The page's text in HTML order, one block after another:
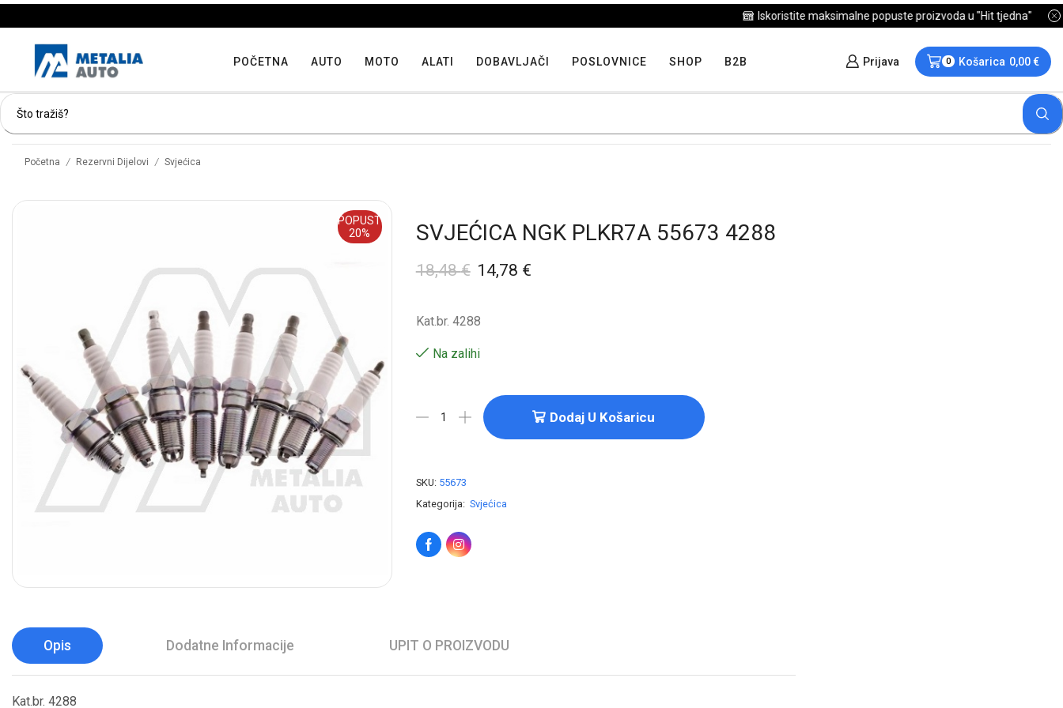
POČETNA AUTO MOTO ALATI DOBAVLJAČI POSLOVNICE SHOP B2B Prijava 0 Košarica 0,00€
Početna / Rezervni Dijelovi / Svjećica
POPUST
20%
SVJEĆICA NGK PLKR7A 55673 4288
18,48€ 14,78 €
Kat.br. 4288
Na zalihi
Dodaj U Košaricu
SKU: 55673
Kategorija: Svjećica
Opis Dodatne Informacije UPIT O PROIZVODU
Kat.br. 4288